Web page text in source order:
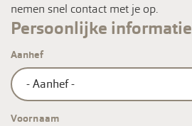
nemen snel contact met je op.
Persoonlijke informatie
Aanhef
Voornaam